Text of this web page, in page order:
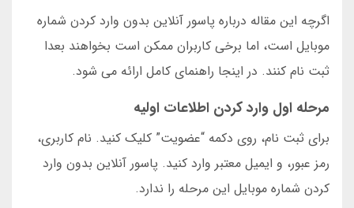
اگرچه این مقاله درباره پاسور آنلاین بدون وارد کردن شماره
موبایل است، اما برخی کاربران ممکن است بخواهند بعدا
ثبت نام کنند. در اینجا راهنمای کامل ارائه می شود.
مرحله اول وارد کردن اطلاعات اولیه
برای ثبت نام، روی دکمه “عضویت” کلیک کنید. نام کاربری،
رمز عبور، و ایمیل معتبر وارد کنید. پاسور آنلاین بدون وارد
کردن شماره موبایل این مرحله را ندارد.